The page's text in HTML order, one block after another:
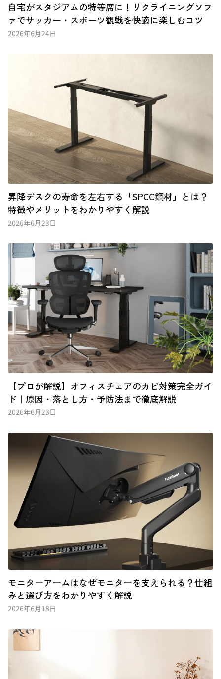
自宅がスタジアムの特等席に！リクライニングソフ
ァでサッカー・スポーツ観戦を快適に楽しむコツ
2026年6月24日
昇降デスクの寿命を左右する「SPCC鋼材」とは？
特徴やメリットをわかりやすく解説
2026年6月23日
【プロが解説】オフィスチェアのカビ対策完全ガイ
ド｜原因・落とし方・予防法まで徹底解説
2026年6月23日
モニターアームはなぜモニターを支えられる？仕組
みと選び方をわかりやすく解説
2026年6月18日